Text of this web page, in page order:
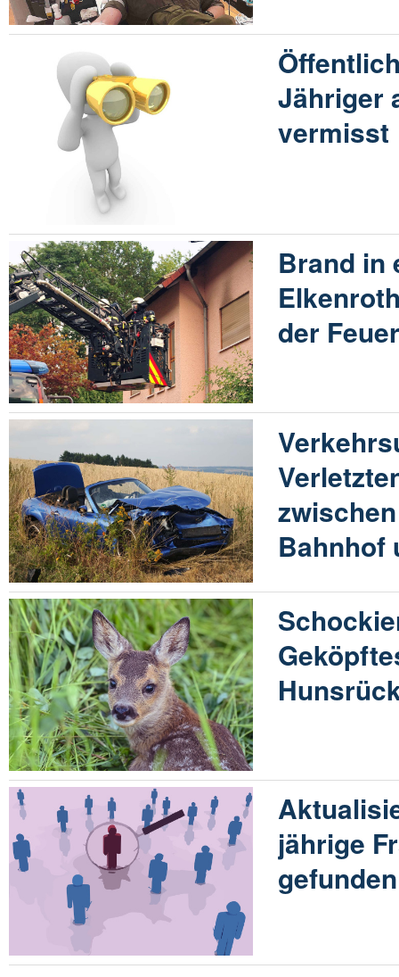
Jähriger
vermisst
Brand in
der
Bahnhof
jährige
gefunden